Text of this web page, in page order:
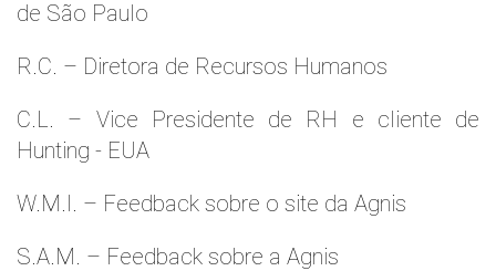
de São Paulo
R.C. – Diretora de Recursos Humanos
C.L. – Vice Presidente de RH e cliente de
Hunting - EUA
W.M.l. – Feedback sobre o site da Agnis
S.A.M. – Feedback sobre a Agnis